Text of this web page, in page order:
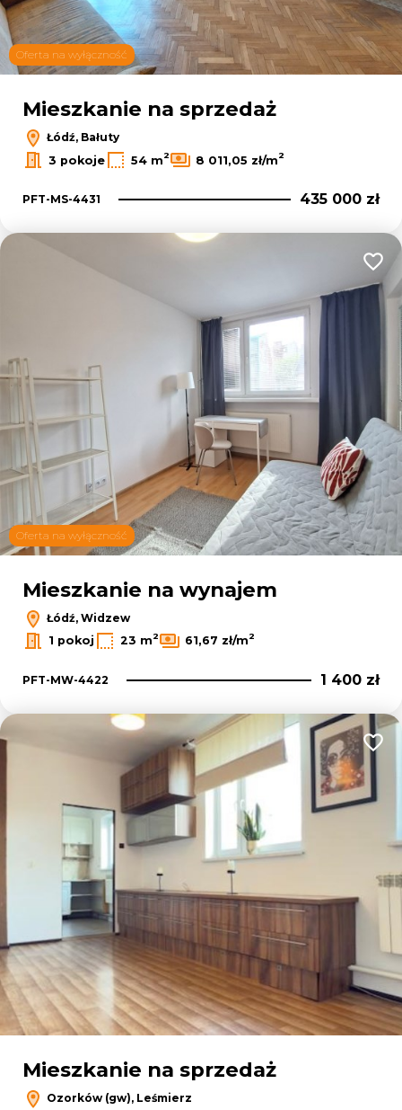
Oferta na wyłączność
Mieszkanie na sprzedaż
Łódź, Bałuty
3 pokoje
54 m2 8 011,05 zł/m2
PFT-MS-4431 435 000 zł
Oferta na wyłączność
Mieszkanie na wynajem
Łódź, Widzew
1 pokoj
23 m2 61,67 zł/m2
PFT-MW-4422 1 400 zł
Mieszkanie na sprzedaż
Ozorków (gw), Leśmierz